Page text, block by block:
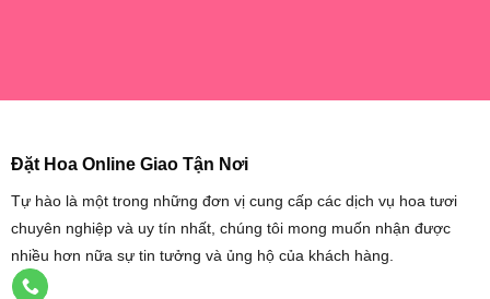
Đặt Hoa Online Giao Tận Nơi
Tự hào là một trong những đơn vị cung cấp các dịch vụ hoa tươi
chuyên nghiệp và uy tín nhất, chúng tôi mong muốn nhận được
nhiều hơn nữa sự tin tưởng và ủng hộ của khách hàng.